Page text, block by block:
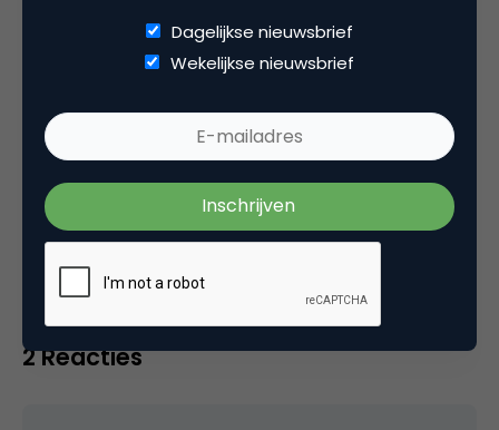
Commerce
Tags
e-business, interview
2 Reacties
Dagelijkse nieuwsbrief
Wekelijkse nieuwsbrief